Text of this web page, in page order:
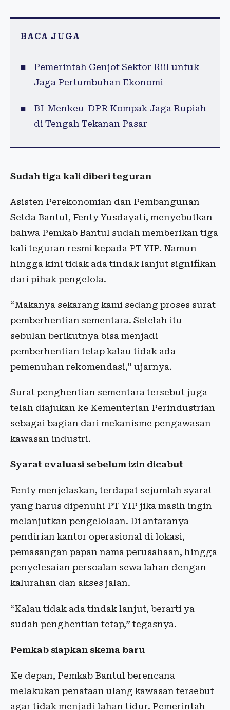
BACA JUGA
Pemerintah Genjot Sektor Riil untuk
Jaga Pertumbuhan Ekonomi
BI-Menkeu-DPR Kompak Jaga Rupiah
di Tengah Tekanan Pasar
Sudah tiga kali diberi teguran
Asisten Perekonomian dan Pembangunan
Setda Bantul, Fenty Yusdayati, menyebutkan
bahwa Pemkab Bantul sudah memberikan tiga
kali teguran resmi kepada PT YIP. Namun
hingga kini tidak ada tindak lanjut signifikan
dari pihak pengelola.
“Makanya sekarang kami sedang proses surat
pemberhentian sementara. Setelah itu
sebulan berikutnya bisa menjadi
pemberhentian tetap kalau tidak ada
pemenuhan rekomendasi,” ujarnya.
Surat penghentian sementara tersebut juga
telah diajukan ke Kementerian Perindustrian
sebagai bagian dari mekanisme pengawasan
kawasan industri.
Syarat evaluasi sebelum izin dicabut
Fenty menjelaskan, terdapat sejumlah syarat
yang harus dipenuhi PT YIP jika masih ingin
melanjutkan pengelolaan. Di antaranya
pendirian kantor operasional di lokasi,
pemasangan papan nama perusahaan, hingga
penyelesaian persoalan sewa lahan dengan
kalurahan dan akses jalan.
“Kalau tidak ada tindak lanjut, berarti ya
sudah penghentian tetap,” tegasnya.
Pemkab siapkan skema baru
Ke depan, Pemkab Bantul berencana
melakukan penataan ulang kawasan tersebut
agar tidak menjadi lahan tidur. Pemerintah